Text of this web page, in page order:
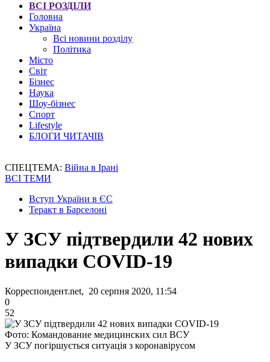
ВСІ РОЗДІЛИ
Головна
Україна
Всі новини розділу
Політика
Місто
Світ
Бізнес
Наука
Шоу-бізнес
Спорт
Lifestyle
БЛОГИ ЧИТАЧІВ
СПЕЦТЕМА: Війна в Ірані
ВСІ ТЕМИ
Вступ України в ЄС
Теракт в Барселоні
У ЗСУ підтвердили 42 нових
випадки COVID-19
Корреспондент.net, 20 серпня 2020, 11:54
0
52
Фото: Командование медицинских сил ВСУ
У ЗСУ погіршується ситуація з коронавірусом